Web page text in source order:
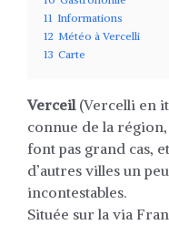
11 Informations
12 Météo à Vercelli
13 Carte
Verceil (Vercelli en
connue de la
font pas grand cas,
d’autres villes un
incontestables.
Située sur la via